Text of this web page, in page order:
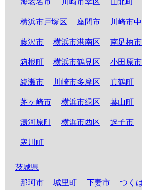
海老名市 川崎市幸区 山北町
横浜市戸塚区 座間市 川崎市
藤沢市 横浜市港南区 南足柄市
箱根町 横浜市鶴見区 小田原市
綾瀬市 川崎市多摩区 真鶴町
茅ヶ崎市 横浜市緑区 葉山町
湯河原町 横浜市西区 逗子市
寒川町
茨城県
那珂市
城里町 下妻市 つく